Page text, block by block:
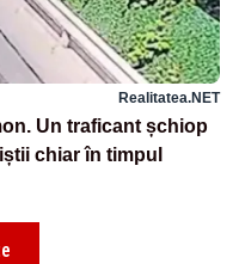
Realitatea.NET
Un traficant șchiop
chiar în timpul